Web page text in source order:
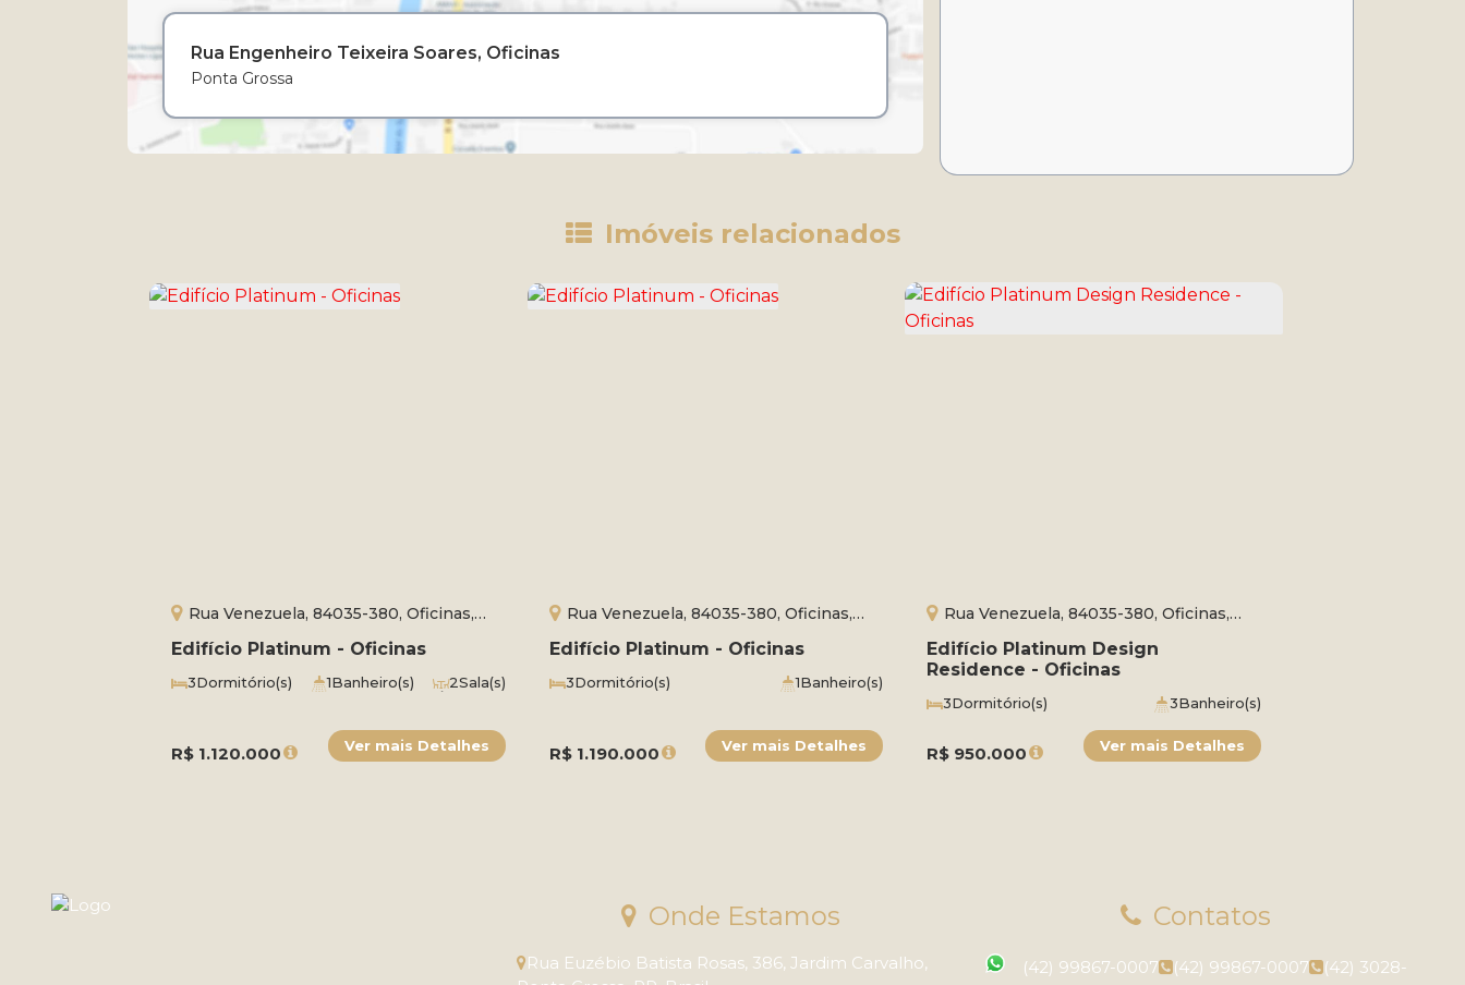
Rua Engenheiro Teixeira Soares Oficinas
Ponta Grossa
Imóveis relacionados
Edifício Platinum - Oficinas
R$ 1.120.000
Rua Venezuela, 84035-380, Oficinas,
Ponta Grossa, Paraná, Brasil
3Dormitório(s) 1Banheiro(s) 2Sala(s)
Edifício Platinum - Oficinas
R$1.190.000
Rua Venezuela, 84035-380, Oficinas,
Ponta Grossa, Paraná, Brasil
3Dormitório(s) 1Banheiro(s)
Edifício Platinum Design
Residence - Oficinas
R$ 950.000
Rua Venezuela, 84035-380, Oficinas,
Ponta Grossa, Paraná, Brasil
3Dormitório(s) 3Banheiro(s)
2Vaga(s) Útil:107m²
Onde Estamos
Rua Euzébio Batista Rosas, 386, Jardim Carvalho,
Contatos
(42) 99867-0007 (42) 99867-0007
(42) 3028-